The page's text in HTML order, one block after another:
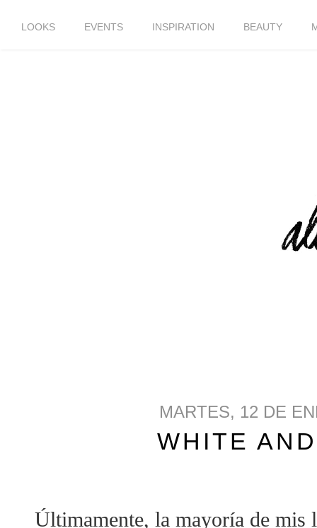
LOOKS EVENTS INSPIRATION BEAUTY
MARTES, 12 DE
WHITE
Últimamente, la mayoría de mis